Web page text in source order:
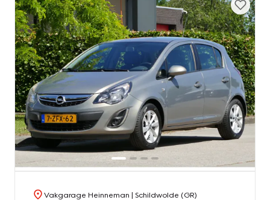
Vakgarage Heinneman | Schildwolde (GR)